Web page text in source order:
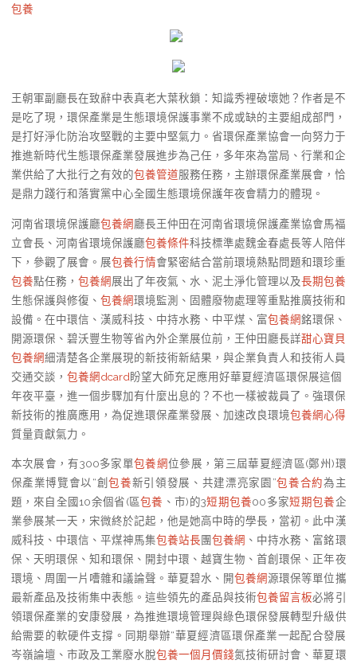
包養
王朝軍副廳長在致辭中表真老大葉秋鎖：知識秀裡破壞她？作者是不
是吃了現，環保產業是生態環境保護事業不成或缺的主要組成部門，
是打好淨化防治攻堅戰的主要中堅氣力。省環保產業協會一向努力于
推進新時代生態環保產業發展進步為己任，多年來為當局、行業和企
業供給了大批行之有效的包養管道服務任務，主辦環保產業展會，恰
是鼎力踐行和落實黨中心全國生態環境保護年夜會精力的體現。
河南省環境保護廳包養網廳長王仲田在河南省環境保護產業協會馬福
立會長、河南省環境保護廳包養條件科技標準處魏金春處長等人陪伴
下，參觀了展會。展包養行情會緊密結合當前環境熱點問題和環珍重
包養點任務， 包養網展出了年夜氣、水、泥土淨化管理以及長期包養
生態保護與修復、 包養網環境監測、固體廢物處理等重點推廣技術和
設備。在中環信、漢威科技、中持水務、中平煤、富包養網銘環保、
開源環保、碧沃豐生物等省內外企業展位前，王仲田廳長詳甜心寶貝
包養網細清楚各企業展現的新技術新結果，與企業負責人和技術人員
交通交談， 包養網dcard盼望大師充足應用好華夏經濟區環保展這個
年夜平臺，進一個步驟加有什麼出息的？不也一樣被裁員了。強環保
新技術的推廣應用，為促進環保產業發展、加速改良環境包養網心得
質量貢獻氣力。
本次展會，有300多家單包養網位參展，第三屆華夏經濟區(鄭州)環
保產業博覽會以“創包養新引領發展、共建漂亮家園”包養合約為主
題，來自全國10余個省(區包養 、市)的3短期包養00多家短期包養企
業參展某一天，宋微終於記起，他是她高中時的學長，當初。此中漢
威科技、中環信、平煤神馬集包養站長團包養網 、中持水務、富銘環
保、天明環保、知和環保、開封中環、越寶生物、首創環保、正年夜
環境、周圍一片嘈雜和議論聲。華夏碧水、開包養網源環保等單位攜
最新產品及技術集中表態。這些領先的產品與技術包養留言板必將引
領環保產業的安康發展，為推進環境管理與綠色環保發展轉型升級供
給需要的軟硬件支撐。同期舉辦“華夏經濟區環保產業一起配合發展
岑嶺論壇、市政及工業廢水脫包養一個月價錢氮技術研討會、華夏環